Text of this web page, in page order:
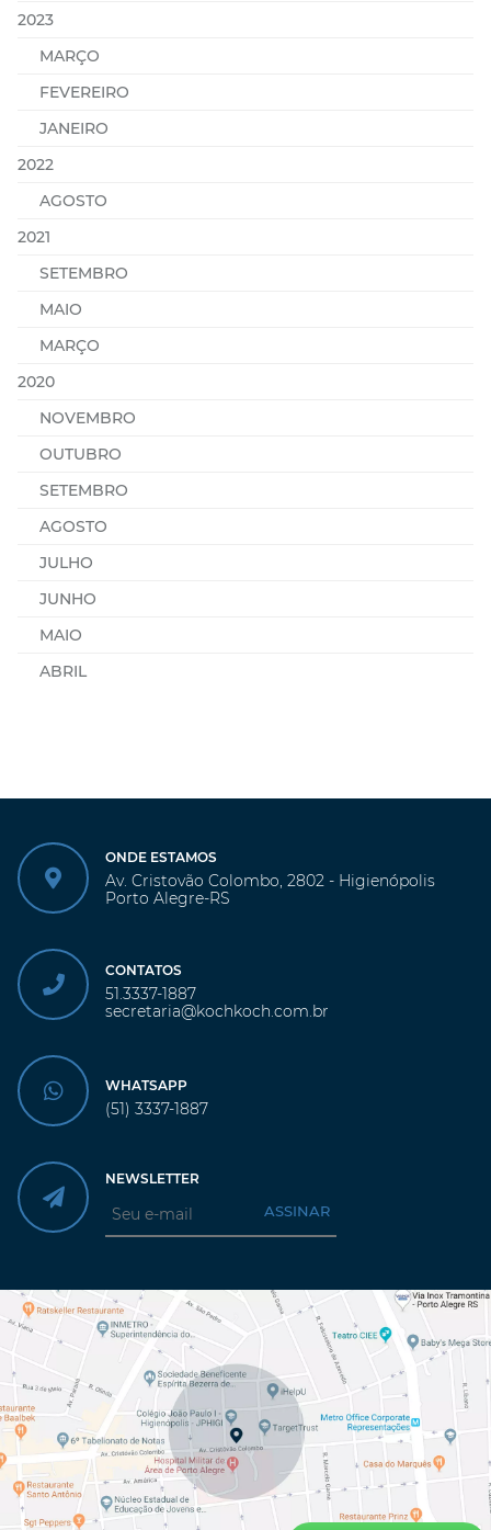
2023
MARÇO
FEVEREIRO
JANEIRO
2022
AGOSTO
2021
SETEMBRO
MAIO
MARÇO
2020
NOVEMBRO
OUTUBRO
SETEMBRO
AGOSTO
JULHO
JUNHO
MAIO
ABRIL
ONDE ESTAMOS
Av. Cristovão Colombo, 2802 - Higienópolis
Porto Alegre-RS
CONTATOS
51.3337-1887
secretaria@kochkoch.com.br
WHATSAPP
(51) 3337-1887
NEWSLETTER
ASSINAR